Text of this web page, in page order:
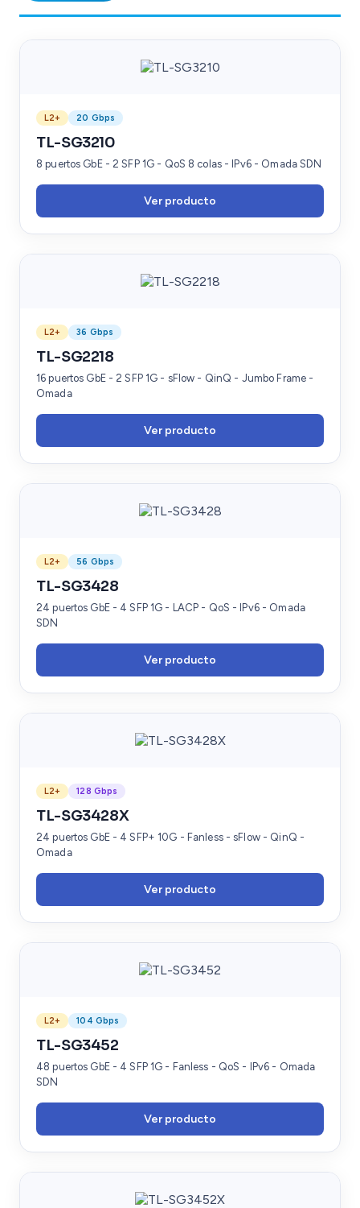
L2+ 20 Gbps
TL-SG3210
8 puertos GbE - 2 SFP 1G - QoS 8 colas - IPv6 - Omada SDN
Ver producto
L2+ 36 Gbps
TL-SG2218
16 puertos GbE - 2 SFP 1G - sFlow - QinQ - Jumbo Frame -
Omada
Ver producto
L2+ 56 Gbps
TL-SG3428
24 puertos GbE - 4 SFP 1G - LACP - QoS - IPv6 - Omada
SDN
Ver producto
L2+ 128 Gbps
TL-SG3428X
24 puertos GbE - 4 SFP+ 10G - Fanless - sFlow - QinQ -
Omada
Ver producto
L2+ 104 Gbps
TL-SG3452
48 puertos GbE - 4 SFP 1G - Fanless - QoS - IPv6 - Omada
SDN
Ver producto